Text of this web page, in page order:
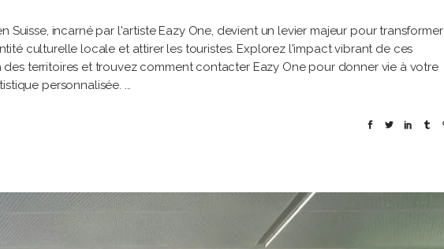
Suisse, incarné par l'artiste Eazy One, devient un levier majeur pour transformer
culturelle locale et attirer les touristes. Explorez l'impact vibrant de ces
des territoires et trouvez comment contacter Eazy One pour donner vie à votre
personnalisée.